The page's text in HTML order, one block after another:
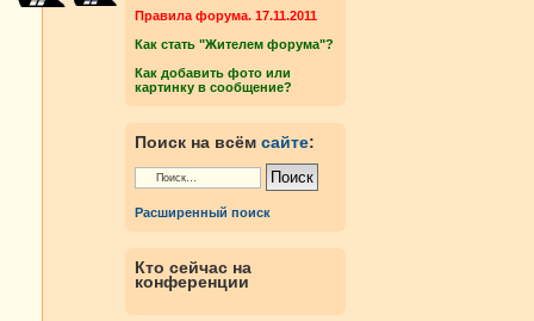
Правила форума. 17.11.2011
Как стать "Жителем форума"?
Как добавить фото или
картинку в сообщение?
Поиск на всём сайте:
Расширенный поиск
Кто сейчас на
конференции